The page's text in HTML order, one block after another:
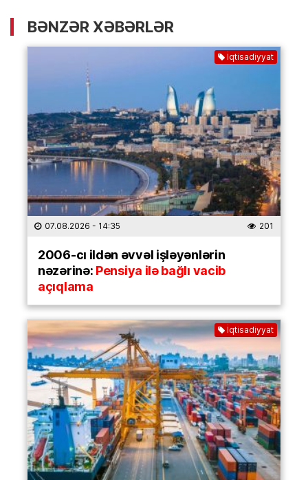
BƏNZƏR XƏBƏRLƏR
İqtisadiyyat
07.08.2026 - 14:35 201
2006-cı ildən əvvəl işləyənlərin
nəzərinə:Pensiya ilə bağlı vacib
açıqlama
İqtisadiyyat